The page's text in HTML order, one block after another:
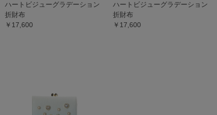
ハートビジューグラデーション
折財布
￥17,600
ハートビジューグラデーション
折財布
￥17,600